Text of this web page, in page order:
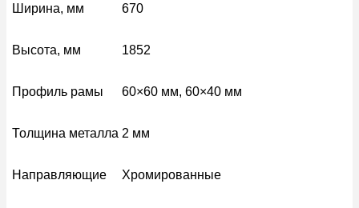
Ширина, мм 670
Высота, мм 1852
Профиль рамы 60×60 мм, 60×40 мм
Толщина металла 2 мм
Направляющие Хромированные